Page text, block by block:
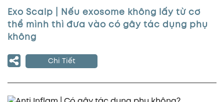
Exo Scalp | Nếu exosome không lấy từ cơ
thể mình thì đưa vào có gây tác dụng phụ
không
Chi Tiết